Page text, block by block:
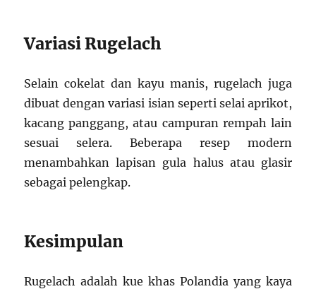
Variasi Rugelach
Selain cokelat dan kayu manis, rugelach juga
dibuat dengan variasi isian seperti selai aprikot,
kacang panggang, atau campuran rempah lain
sesuai selera. Beberapa resep modern
menambahkan lapisan gula halus atau glasir
sebagai pelengkap.
Kesimpulan
Rugelach adalah kue khas Polandia yang kaya